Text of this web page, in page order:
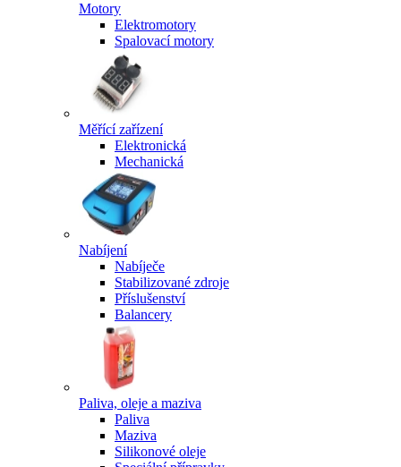
Motory
Elektromotory
Spalovací motory
Měřící zařízení
Elektronická
Mechanická
Nabíjení
Nabíječe
Stabilizované zdroje
Příslušenství
Balancery
Paliva, oleje a maziva
Paliva
Maziva
Silikonové oleje